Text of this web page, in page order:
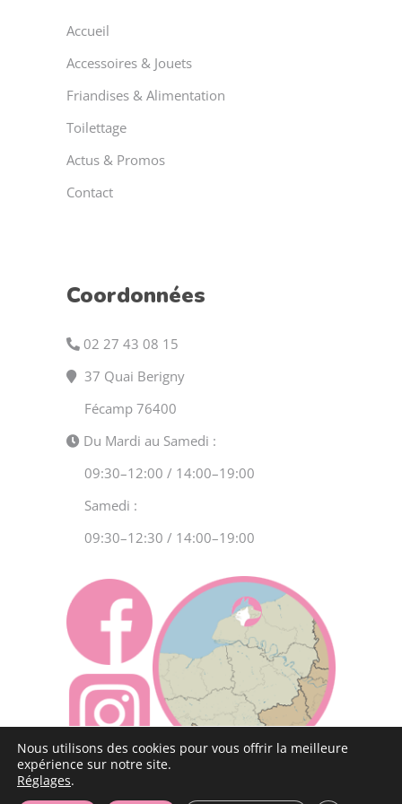
Accueil
Accessoires & Jouets
Friandises & Alimentation
Toilettage
Actus & Promos
Contact
Coordonnées
02 27 43 08 15
37 Quai Berigny
Fécamp 76400
Du Mardi au Samedi :
09:30–12:00 / 14:00–19:00
Samedi :
09:30–12:30 / 14:00–19:00
Nous utilisons des cookies pour vous offrir la meilleure
expérience sur notre site.
Réglages.